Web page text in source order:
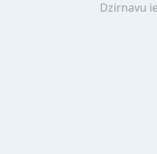
Dzirnavu